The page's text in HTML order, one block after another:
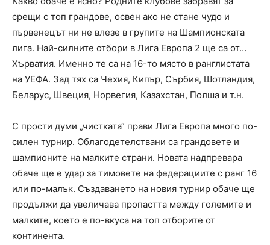
срещи с топ грандове, освен ако не стане чудо и
първенецът ни не влезе в групите на Шампионската
лига. Най-силните отбори в Лига Европа 2 ще са от…
Хърватия. Именно те са на 16-то място в ранглистата
на УЕФА. Зад тях са Чехия, Кипър, Сърбия, Шотландия,
Беларус, Швеция, Норвегия, Казахстан, Полша и т.н.
С прости думи „чистката“ прави Лига Европа много по-
силен турнир. Облагодетелствани са грандовете и
шампионите на малките страни. Новата надпревара
обаче ще е удар за тимовете на федерациите с ранг 16
или по-малък. Създаването на новия турнир обаче ще
продължи да увеличава пропастта между големите и
малките, което е по-вкуса на топ отборите от
континента.